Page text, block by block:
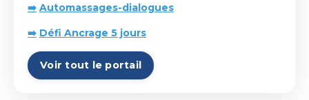
➡️ Automassages-dialogues
➡️ Défi Ancrage 5 jours
Voir tout le portail